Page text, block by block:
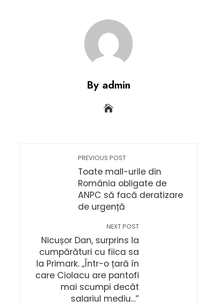
By admin
PREVIOUS POST
Toate mall-urile din
România obligate de
ANPC să facă deratizare
de urgență
NEXT POST
Nicușor Dan, surprins la
cumpărături cu fiica sa
la Primark. „Într-o țară în
care Ciolacu are pantofi
mai scumpi decât
salariul mediu…”